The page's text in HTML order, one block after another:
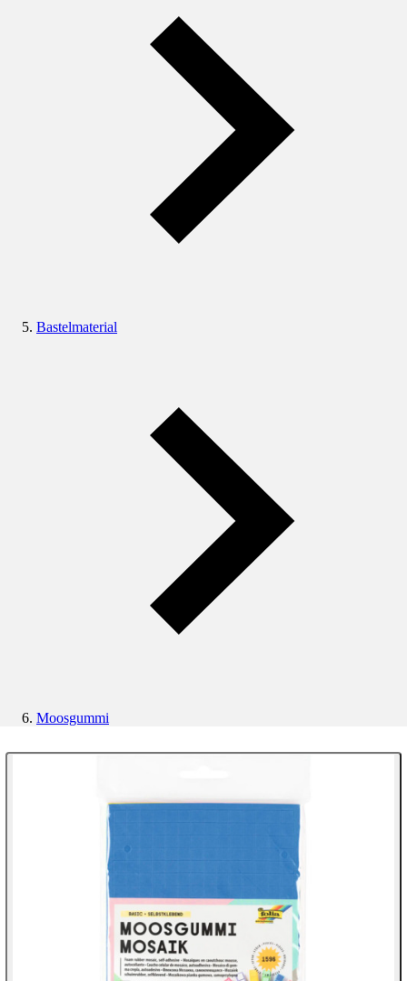
Bastelmaterial
Moosgummi